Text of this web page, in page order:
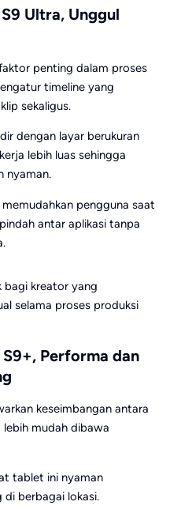
Ultra, Unggul
penting dalam proses
timeline yang
sekaligus.
dengan layar berukuran
lebih luas sehingga
nyaman.
pengguna saat
antar aplikasi tanpa
bagi kreator yang
selama proses produksi
Performa dan
keseimbangan antara
mudah dibawa
tablet ini nyaman
berbagai lokasi.